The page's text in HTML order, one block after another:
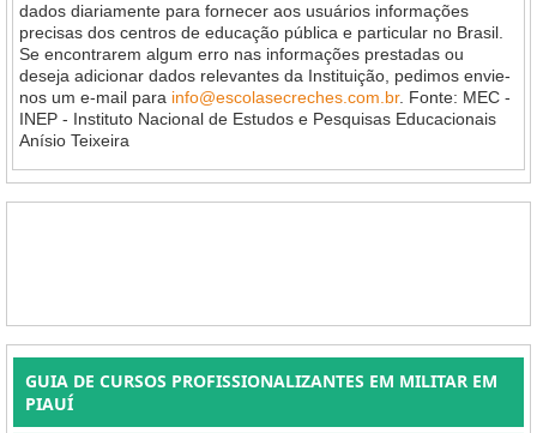
dados diariamente para fornecer aos usuários informações
precisas dos centros de educação pública e particular no Brasil.
Se encontrarem algum erro nas informações prestadas ou
deseja adicionar dados relevantes da Instituição, pedimos envie-
nos um e-mail para info@escolasecreches.com.br. Fonte: MEC -
INEP - Instituto Nacional de Estudos e Pesquisas Educacionais
Anísio Teixeira
GUIA DE CURSOS PROFISSIONALIZANTES EM MILITAR EM
PIAUÍ